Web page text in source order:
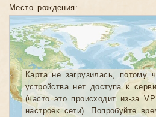
Место рождения:
Карта не загрузилась, потому
устройства нет доступа к
(часто это происходит из-за
настроек сети). Попробуйте